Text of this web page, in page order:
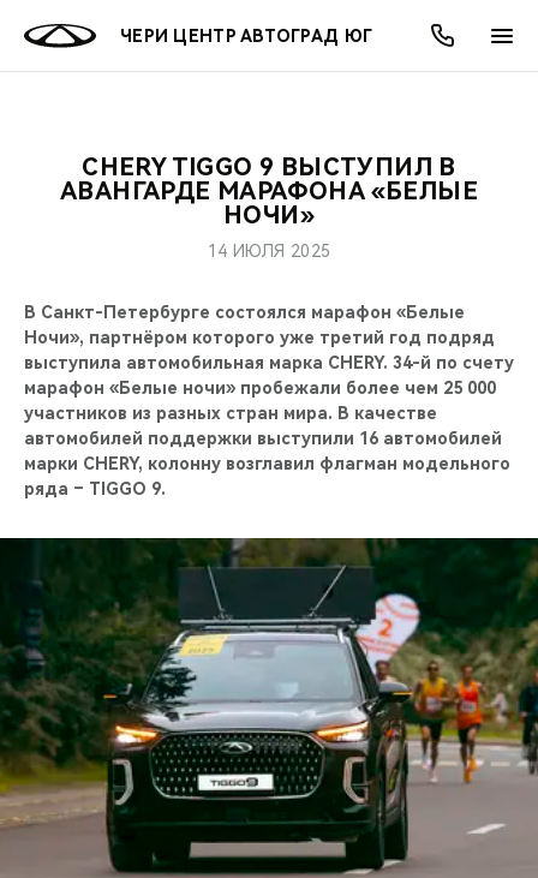
ЧЕРИ ЦЕНТР АВТОГРАД ЮГ
МОДЕЛИ
КРОССОВЕРЫ
СЕДАНЫ
НОВИНКИ
ПОКУПАТЕЛЯМ
ВЛАДЕЛЬЦАМ
ПОДДЕРЖКА
CHERY CONNECT
МИР CHERY
CHERY В СОЦСЕТЯХ
ЛЮДИ CHERY
БЛАГОТВОРИТЕЛЬНОСТЬ
CHERY REMOTE
CHERY И СПОРТ
НАШИ МЕРОПРИЯТИЯ
ВИДЕООБЗОРЫ
CHERY ДЛЯ ДЕТЕЙ
АКЦИИ
ОНЛАЙН СЕРВИСЫ
О КОМПАНИИ
CHERY TIGGO 9 ВЫСТУПИЛ В
АВАНГАРДЕ МАРАФОНА «БЕЛЫЕ
НОЧИ»
14 ИЮЛЯ 2025
В Санкт-Петербурге состоялся марафон «Белые
Ночи», партнёром которого уже третий год подряд
выступила автомобильная марка CHERY. 34-й по счету
марафон «Белые ночи» пробежали более чем 25 000
участников из разных стран мира. В качестве
автомобилей поддержки выступили 16 автомобилей
марки CHERY, колонну возглавил флагман модельного
ряда – TIGGO 9.